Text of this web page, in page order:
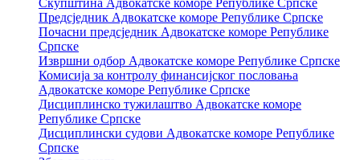
Скупштина Адвокатске коморе Републике Српске
Предсједник Адвокатске коморе Републике Српске
Почасни предсједник Адвокатске коморе Републике
Српске
Извршни одбор Адвокатске коморе Републике Српске
Комисија за контролу финансијског пословања
Адвокатске коморе Републике Српске
Дисциплинско тужилаштво Адвокатске коморе
Републике Српске
Дисциплински судови Адвокатске коморе Републике
Српске